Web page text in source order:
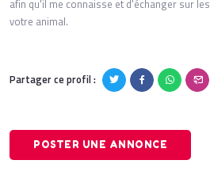
afin qu'il me connaisse et d'échanger sur
votre animal.
Partager ce profil :
POSTER UNE ANNONCE